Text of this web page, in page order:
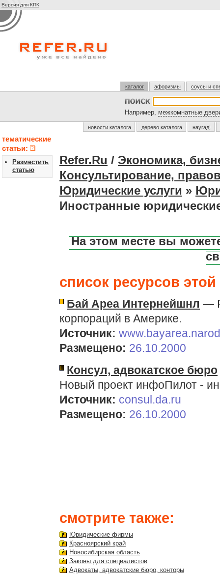
Версия для КПК
каталог афоризмы соусы и
Например, межкомнатные
новости каталога дерево каталога наугад!
тематические
статьи:
Разместить
статью
Refer.Ru / Экономика,
Консультирование,
Юридические услуги »
Иностранные
На этом месте вы
список ресурсов этой
Бай Ареа Интернейшнл —
корпораций в Америке.
Источник:
Размещено: 26.10.2000
Консул, адвокатское бюро
Новый проект инфоПилот -
Источник: consul.da.ru
Размещено: 26.10.2000
смотрите также:
Юридические фирмы
Красноярский край
Новосибирская область
Законы для специалистов
Адвокаты, адвокатские бюро, конторы